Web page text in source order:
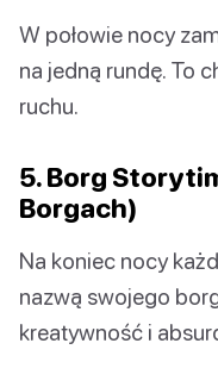
W połowie nocy
na jedną rundę. To
ruchu.
5. Borg
Borgach)
Na koniec nocy
nazwą swojego
kreatywność i